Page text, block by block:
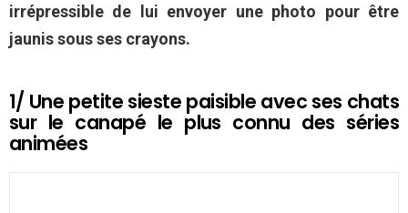
irrépressible de lui envoyer une photo pour être
jaunis sous ses crayons.
1/ Une petite sieste paisible avec ses chats
sur le canapé le plus connu des séries
animées